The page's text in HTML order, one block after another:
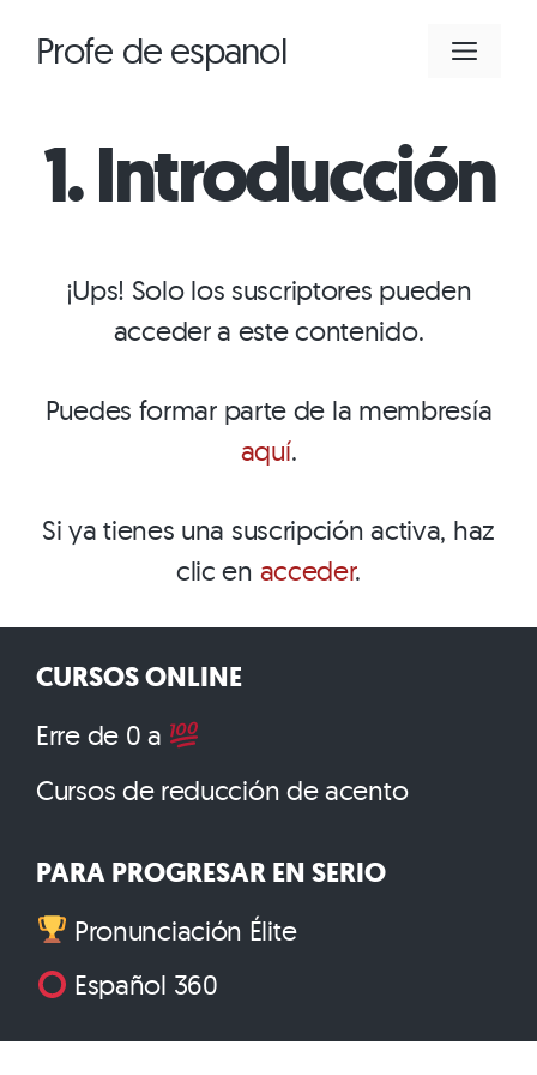
Profe de espanol
1. Introducción
¡Ups! Solo los suscriptores pueden
acceder a este contenido.
Puedes formar parte de la membresía
aquí.
Si ya tienes una suscripción activa, haz
clic en acceder.
CURSOS ONLINE
Erre de 0 a
Cursos de reducción de acento
PARA PROGRESAR EN SERIO
Pronunciación Élite
Español 360